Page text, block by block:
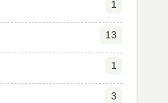
1
13
1
3